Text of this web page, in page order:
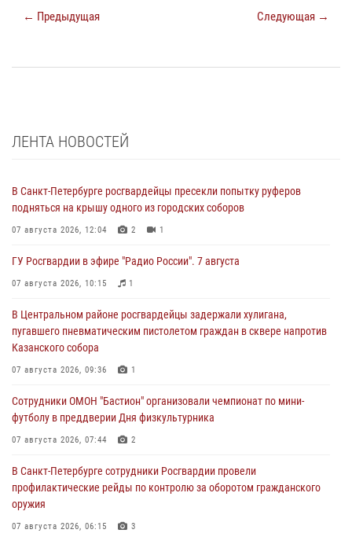
← Предыдущая Следующая →
ЛЕНТА НОВОСТЕЙ
В Санкт-Петербурге росгвардейцы пресекли попытку руферов
подняться на крышу одного из городских соборов
07 августа 2026, 12:04 2 1
ГУ Росгвардии в эфире "Радио России". 7 августа
07 августа 2026, 10:15 1
В Центральном районе росгвардейцы задержали хулигана,
пугавшего пневматическим пистолетом граждан в сквере напротив
Казанского собора
07 августа 2026, 09:36 1
Сотрудники ОМОН "Бастион" организовали чемпионат по мини-
футболу в преддверии Дня физкультурника
07 августа 2026, 07:44 2
В Санкт-Петербурге сотрудники Росгвардии провели
профилактические рейды по контролю за оборотом гражданского
оружия
07 августа 2026, 06:15 3